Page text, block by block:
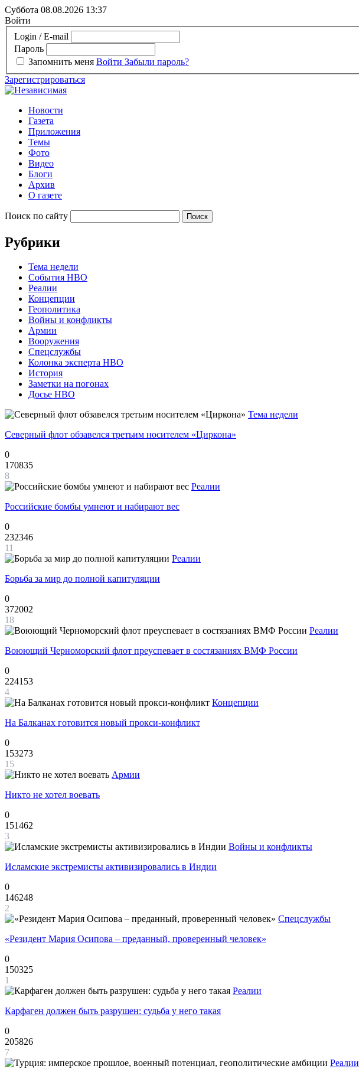
Суббота 08.08.2026 13:37
Войти
Login / E-mail
Пароль
Запомнить меня Войти Забыли пароль?
Зарегистрироваться
Новости
Газета
Приложения
Темы
Фото
Видео
Блоги
Архив
О газете
Поиск по сайту
Рубрики
Тема недели
События НВО
Реалии
Концепции
Геополитика
Войны и конфликты
Армии
Вооружения
Спецслужбы
Колонка эксперта НВО
История
Заметки на погонах
Досье НВО
Тема недели
Северный флот обзавелся третьим носителем «Циркона»
0
170835
8
Реалии
Российские бомбы умнеют и набирают вес
0
232346
11
Реалии
Борьба за мир до полной капитуляции
0
372002
18
Реалии
Воюющий Черноморский флот преуспевает в состязаниях ВМФ России
0
224153
4
Концепции
На Балканах готовится новый прокси-конфликт
0
153273
15
Армии
Никто не хотел воевать
0
151462
3
Войны и конфликты
Исламские экстремисты активизировались в Индии
0
146248
2
Спецслужбы
«Резидент Мария Осипова – преданный, проверенный человек»
0
150325
1
Реалии
Карфаген должен быть разрушен: судьба у него такая
0
205826
7
Реалии